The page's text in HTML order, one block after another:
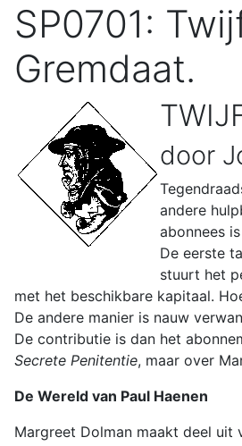
SP0701:
Gremdaat.
door
andere
abonnees
De eerste
stuurt het
met het beschikbare kapitaal.
De andere manier is nauw
De contributie is dan het
Secrete Penitentie, maar over
De Wereld van Paul Haenen
Margreet Dolman maakt deel uit